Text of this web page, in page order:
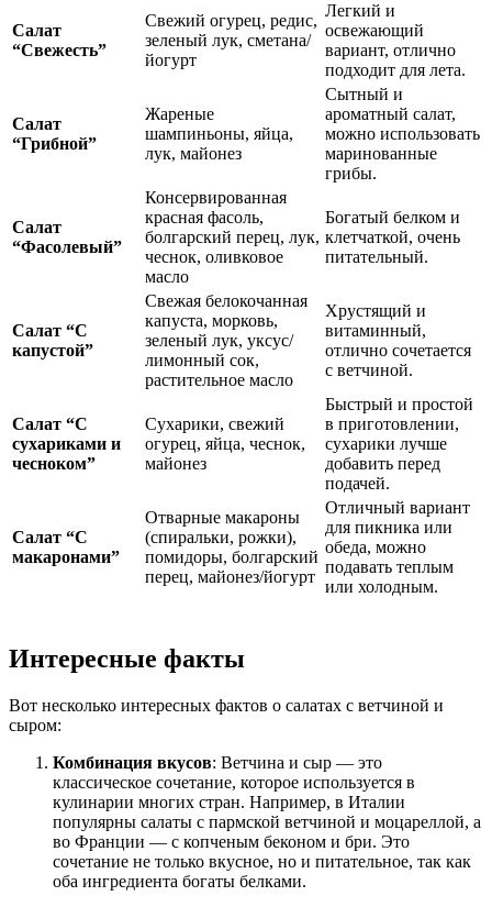
Салат
“Свежесть”
Свежий огурец, редис,
зеленый лук, сметана/
йогурт
Легкий и
освежающий
вариант, отлично
подходит для лета.
Салат
“Грибной”
Жареные
шампиньоны, яйца,
лук, майонез
Сытный и
ароматный салат,
можно использовать
маринованные
грибы.
Салат
“Фасолевый”
Консервированная
красная фасоль,
болгарский перец, лук,
чеснок, оливковое
масло
Богатый белком и
клетчаткой, очень
питательный.
Салат “С
капустой”
Свежая белокочанная
капуста, морковь,
зеленый лук, уксус/
лимонный сок,
растительное масло
Хрустящий и
витаминный,
отлично сочетается
с ветчиной.
Салат “С
сухариками и
чесноком”
Сухарики, свежий
огурец, яйца, чеснок,
майонез
Быстрый и простой
в приготовлении,
сухарики лучше
добавить перед
подачей.
Салат “С
макаронами”
Отварные макароны
(спиральки, рожки),
помидоры, болгарский
перец, майонез/йогурт
Отличный вариант
для пикника или
обеда, можно
подавать теплым
или холодным.
Интересные факты
Вот несколько интересных фактов о салатах с ветчиной и
сыром:
Комбинация вкусов: Ветчина и сыр — это
классическое сочетание, которое используется в
кулинарии многих стран. Например, в Италии
популярны салаты с пармской ветчиной и моцареллой, а
во Франции — с копченым беконом и бри. Это
сочетание не только вкусное, но и питательное, так как
оба ингредиента богаты белками.